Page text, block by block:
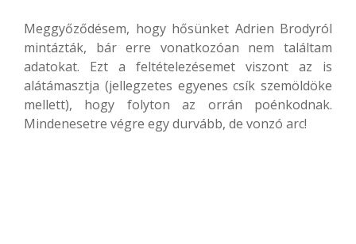
Meggyőződésem, hogy hősünket Adrien Brodyról
mintázták, bár erre vonatkozóan nem találtam
adatokat. Ezt a feltételezésemet viszont az is
alátámasztja (jellegzetes egyenes csík szemöldöke
mellett), hogy folyton az orrán poénkodnak.
Mindenesetre végre egy durvább, de vonzó arc!